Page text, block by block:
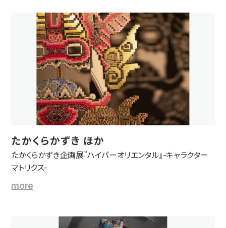
たかくらかずき ほか
たかくらかずき企画展『ハイパーオリエンタル』-キャラクター
マトリクス-
more